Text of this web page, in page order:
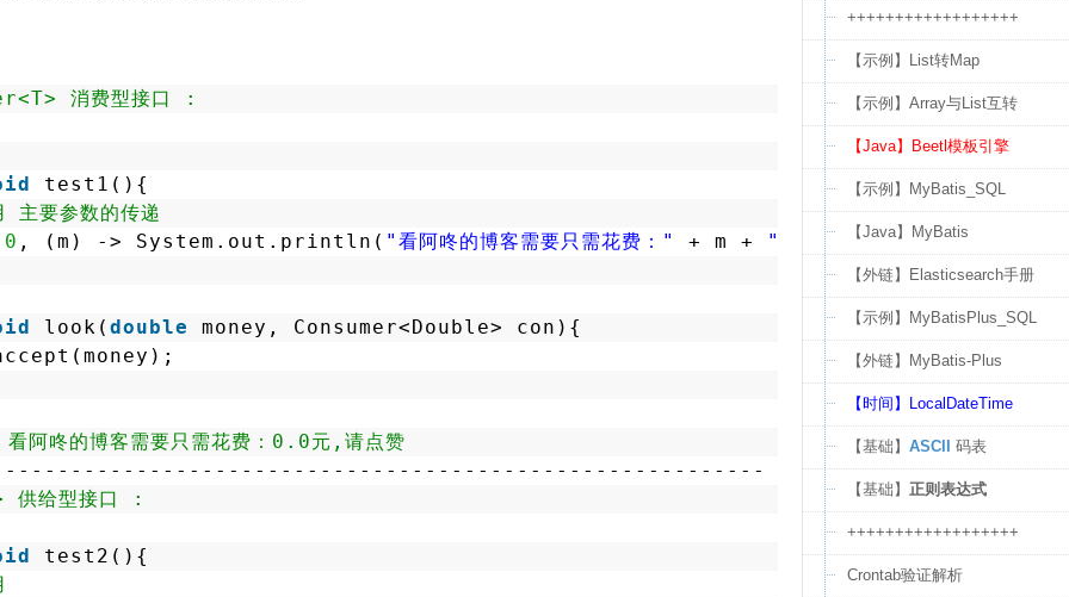
消费型接口 :
test1(){
要参数的传递
0 , (m) -> System.out.println( "看阿咚的博客需要只需花费：" + m + "元,请点赞"));
look( double
money, Consumer<Double> con){
阿咚的博客需要只需花费：0.0元,请点赞
给型接口 :
test2(){
++++++++++++++++++
【示例】List转Map
【示例】Array与List互转
【Java】Beetl模板引擎
【示例】MyBatis_SQL
【Java】MyBatis
【外链】Elasticsearch手册
【示例】MyBatisPlus_SQL
【外链】MyBatis-Plus
【时间】LocalDateTime
【基础】 ASCII 码表
【基础】 正则表达式
++++++++++++++++++
Crontab验证解析